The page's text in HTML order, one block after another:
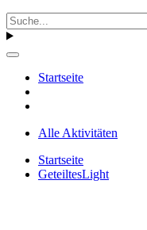
Startseite
Alle Aktivitäten
Startseite
GeteiltesLight